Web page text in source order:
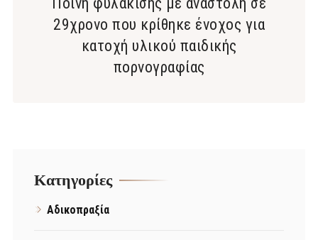
29χρονο που κρίθηκε ένοχος για
κατοχή υλικού παιδικής
πορνογραφίας
Kατηγορίες
Αδικοπραξία